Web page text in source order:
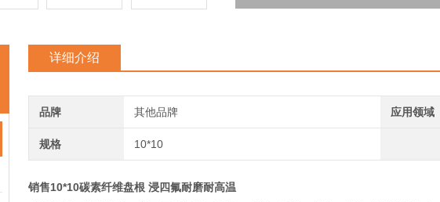
详细介绍
品牌 其他品牌 应用领域
规格 10*10
销售10*10碳素纤维盘根 浸四氟耐磨耐高温